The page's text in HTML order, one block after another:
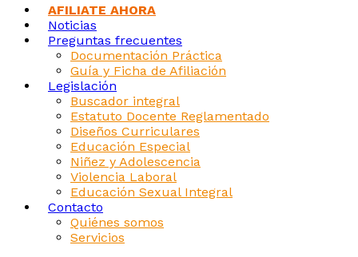
AFILIATE AHORA
Noticias
Preguntas frecuentes
Documentación Práctica
Guía y Ficha de Afiliación
Legislación
Buscador integral
Estatuto Docente Reglamentado
Diseños Curriculares
Educación Especial
Niñez y Adolescencia
Violencia Laboral
Educación Sexual Integral
Contacto
Quiénes somos
Servicios